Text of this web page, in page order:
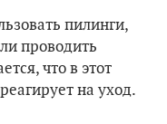
пилинги,
проводить
что в этот
на уход.